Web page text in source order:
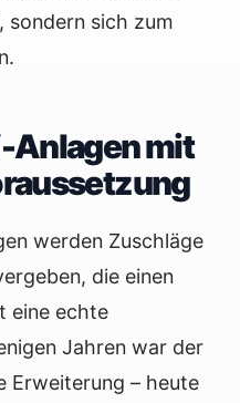
sondern sich zum
Anlagen mit
werden Zuschläge
die einen
eine echte
Jahren war der
Erweiterung – heute